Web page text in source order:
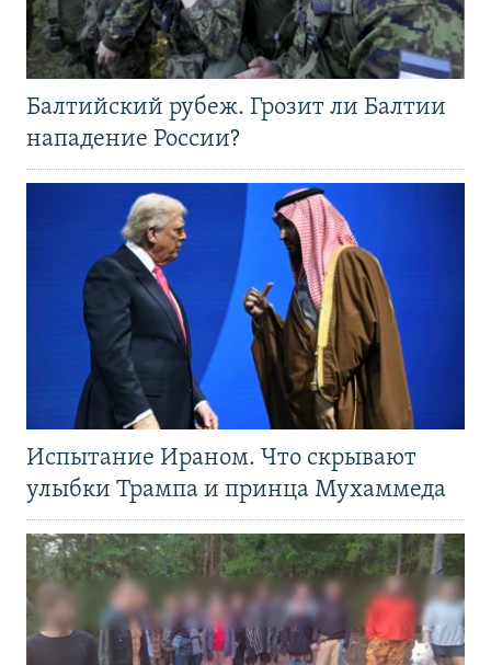
Балтийский рубеж. Грозит ли Балтии
нападение России?
Испытание Ираном. Что скрывают
улыбки Трампа и принца Мухаммеда